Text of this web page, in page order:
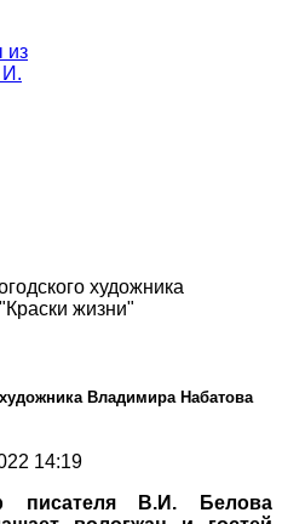
из
И.
художника
жизни"
Владимира Набатова
14:19
писателя В.И.
Белова